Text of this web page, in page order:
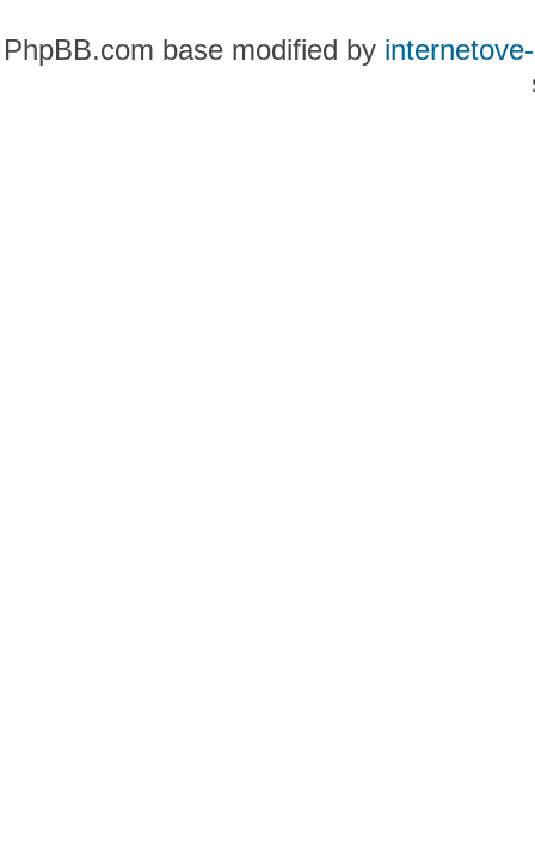
PhpBB.com base modified by